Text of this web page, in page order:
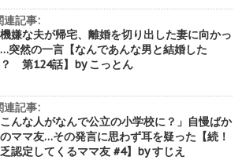
連記事:
嫌な夫が帰宅、離婚を切り出した妻に向かっ
突然の一言【なんであんな男と結婚した
第124話】by こっとん
連記事:
こんな人がなんで公立の小学校に？」自慢ばか
ママ友…その発言に思わず耳を疑った【続！
認定してくるママ友 #4】by すじえ